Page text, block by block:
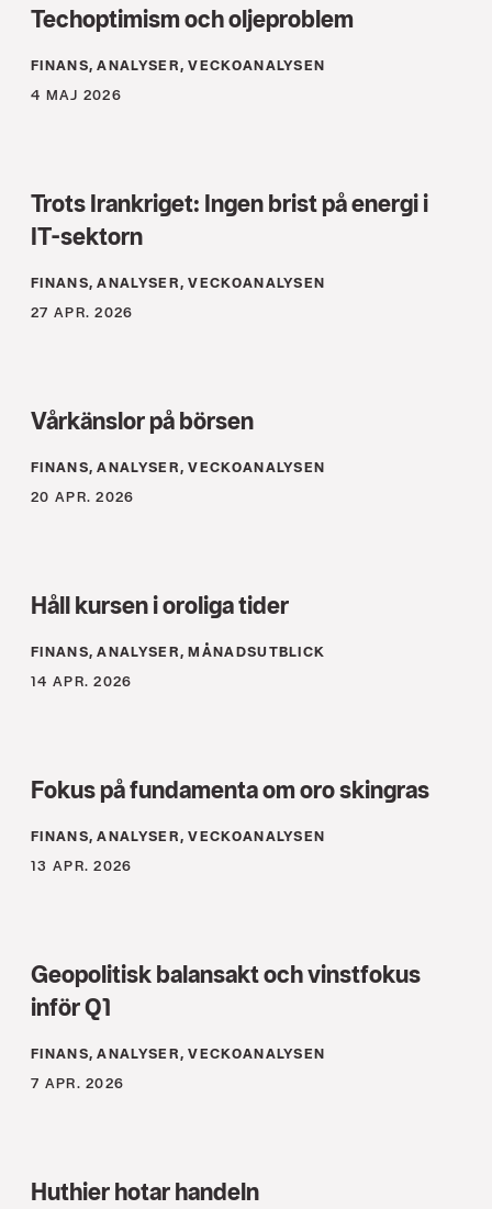
Techoptimism och oljeproblem
FINANS, ANALYSER, VECKOANALYSEN
4 MAJ 2026
Trots Irankriget: Ingen brist på energi i
IT-sektorn
FINANS, ANALYSER, VECKOANALYSEN
27 APR. 2026
Vårkänslor på börsen
FINANS, ANALYSER, VECKOANALYSEN
20 APR. 2026
Håll kursen i oroliga tider
FINANS, ANALYSER, MÅNADSUTBLICK
14 APR. 2026
Fokus på fundamenta om oro skingras
FINANS, ANALYSER, VECKOANALYSEN
13 APR. 2026
Geopolitisk balansakt och vinstfokus
inför Q1
FINANS, ANALYSER, VECKOANALYSEN
7 APR. 2026
Huthier hotar handeln